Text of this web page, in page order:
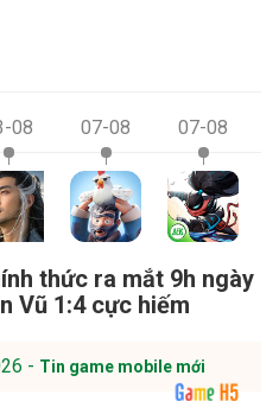
08 07-08 07-08
thức ra mắt 9h ngày
Vũ 1:4 cực hiếm
- Tin game mobile mới